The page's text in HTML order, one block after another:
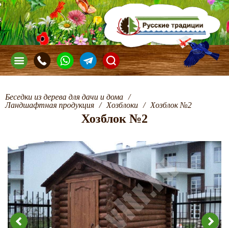
Беседки из дерева для дачи и дома /
Ландшафтная продукция / Хозблоки / Хозблок №2
Хозблок №2